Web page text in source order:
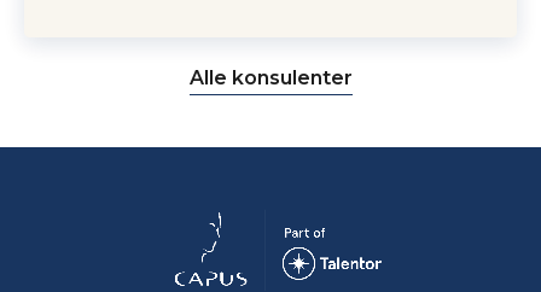
Alle konsulenter